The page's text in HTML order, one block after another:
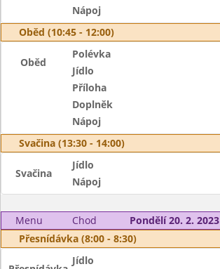
Nápoj
Oběd (10:45 - 12:00)
Oběd
Polévka
Jídlo
Příloha
Doplněk
Nápoj
Svačina (13:30 - 14:00)
Svačina
Jídlo
Nápoj
Menu Chod
Pondělí 20. 2. 2023
Přesnídávka (8:00 - 8:30)
Jídlo